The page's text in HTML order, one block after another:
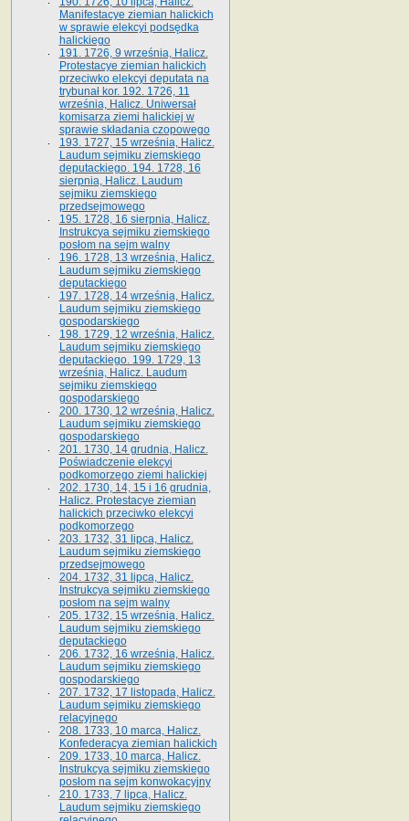
Manifestacye ziemian halickich
w sprawie elekcyi podsędka
halickiego
191. 1726, 9 września, Halicz.
Protestacye ziemian halickich
przeciwko elekcyi deputata na
trybunał kor. 192. 1726, 11
września, Halicz. Uniwersał
komisarza ziemi halickiej w
sprawie składania czopowego
193. 1727, 15 września, Halicz.
Laudum sejmiku ziemskiego
deputackiego. 194. 1728, 16
sierpnia, Halicz. Laudum
sejmiku ziemskiego
przedsejmowego
195. 1728, 16 sierpnia, Halicz.
Instrukcya sejmiku ziemskiego
posłom na sejm walny
196. 1728, 13 września, Halicz.
Laudum sejmiku ziemskiego
deputackiego
197. 1728, 14 września, Halicz.
Laudum sejmiku ziemskiego
gospodarskiego
198. 1729, 12 września, Halicz.
Laudum sejmiku ziemskiego
deputackiego. 199. 1729, 13
września, Halicz. Laudum
sejmiku ziemskiego
gospodarskiego
200. 1730, 12 września, Halicz.
Laudum sejmiku ziemskiego
gospodarskiego
201. 1730, 14 grudnia, Halicz.
Poświadczenie elekcyi
podkomorzego ziemi halickiej
202. 1730, 14, 15 i 16 grudnia,
Halicz. Protestacye ziemian
halickich przeciwko elekcyi
podkomorzego
203. 1732, 31 lipca, Halicz.
Laudum sejmiku ziemskiego
przedsejmowego
204. 1732, 31 lipca, Halicz.
Instrukcya sejmiku ziemskiego
posłom na sejm walny
205. 1732, 15 września, Halicz.
Laudum sejmiku ziemskiego
deputackiego
206. 1732, 16 września, Halicz.
Laudum sejmiku ziemskiego
gospodarskiego
207. 1732, 17 listopada, Halicz.
Laudum sejmiku ziemskiego
relacyjnego
208. 1733, 10 marca, Halicz.
Konfederacya ziemian halickich­
209. 1733, 10 marca, Halicz.
Instrukcya sejmiku ziemskiego
posłom na sejm konwokacyjny
210. 1733, 7 lipca, Halicz.
Laudum sejmiku ziemskiego